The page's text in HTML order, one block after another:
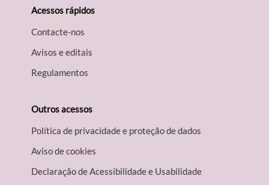
Acessos rápidos
Contacte-nos
Avisos e editais
Regulamentos
Outros acessos
Política de privacidade e proteção de dados
Aviso de cookies
Declaração de Acessibilidade e Usabilidade